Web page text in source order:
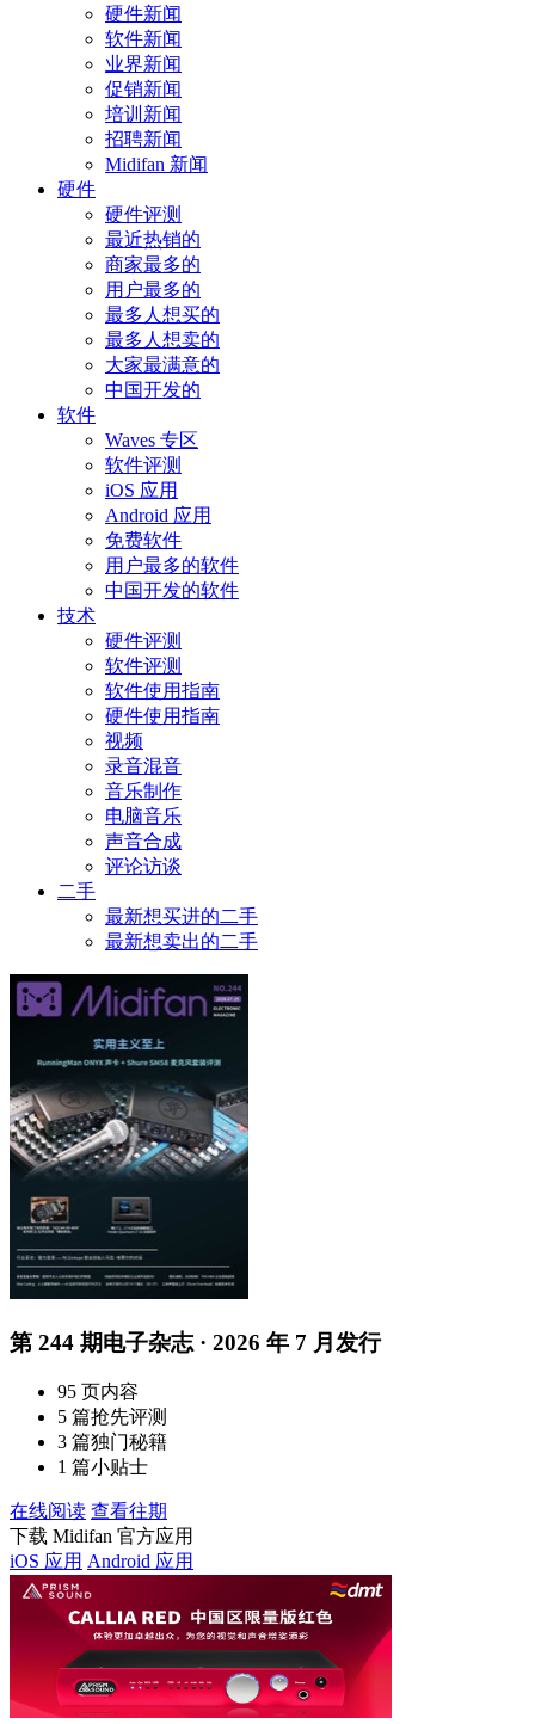
硬件新闻
软件新闻
业界新闻
促销新闻
培训新闻
招聘新闻
Midifan 新闻
硬件
硬件评测
最近热销的
商家最多的
用户最多的
最多人想买的
最多人想卖的
大家最满意的
中国开发的
软件
Waves 专区
软件评测
iOS 应用
Android 应用
免费软件
用户最多的软件
中国开发的软件
技术
硬件评测
软件评测
软件使用指南
硬件使用指南
视频
录音混音
音乐制作
电脑音乐
声音合成
评论访谈
二手
最新想买进的二手
最新想卖出的二手
第 244 期电子杂志 · 2026 年 7 月发行
95 页内容
5 篇抢先评测
3 篇独门秘籍
1 篇小贴士
在线阅读 查看往期
下载 Midifan 官方应用
iOS 应用 Android 应用